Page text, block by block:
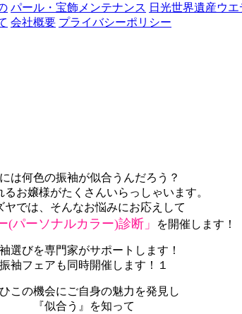
パール・宝飾メンテナンス 日光世界遺産ウ
会社概要 プライバシーポリシー
は何色の振袖が似合うんだろう？
るお嬢様がたくさんいらっしゃいます。
ヤでは、そんなお悩みにお応えして
(パーソナルカラー)診断」 を開催します！
選びを専門家がサポートします！
振袖フェアも同時開催します！１
この機会にご自身の魅力を発見し
『似合う』を知って